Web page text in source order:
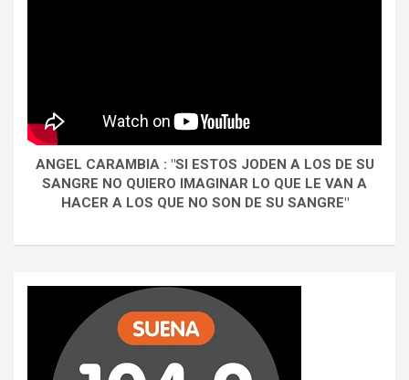
ANGEL CARAMBIA : "SI ESTOS JODEN A LOS DE SU
SANGRE NO QUIERO IMAGINAR LO QUE LE VAN A
HACER A LOS QUE NO SON DE SU SANGRE"